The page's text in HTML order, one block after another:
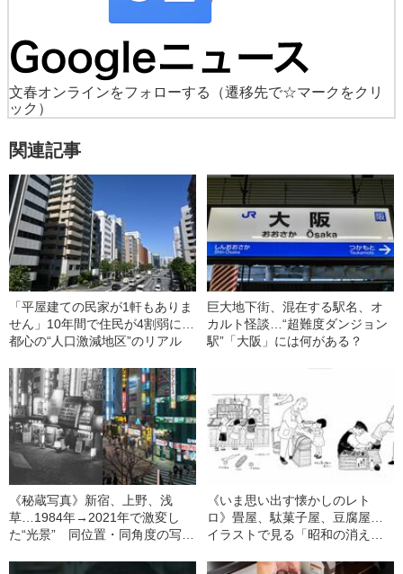
文春オンラインをフォローする
（遷移先で☆マークをクリ
ック）
関連記事
「平屋建ての民家が1軒もありま
せん」10年間で住民が4割弱に…
都心の“人口激減地区”のリアル
巨大地下街、混在する駅名、オ
カルト怪談…“超難度ダンジョン
駅”「大阪」には何がある？
《秘蔵写真》新宿、上野、浅
草…1984年→2021年で激変し
た“光景” 同位置・同角度の写真
《いま思い出す懐かしのレト
ロ》畳屋、駄菓子屋、豆腐屋…
イラストで見る「昭和の消えた